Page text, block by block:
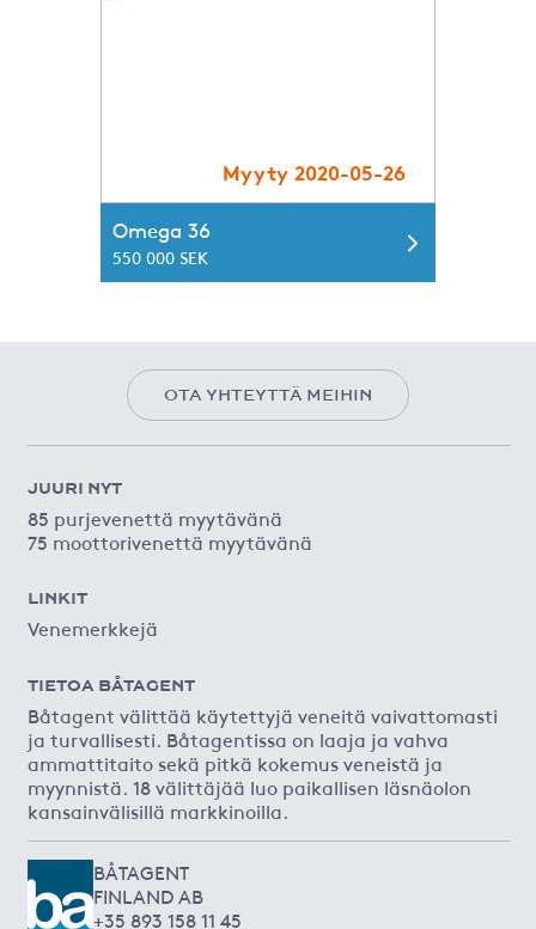
Myyty 2020-05-26
Omega 36
550 000 SEK
OTA YHTEYTTÄ MEIHIN
JUURI NYT
85 purjevenettä myytävänä
75 moottorivenettä myytävänä
LINKIT
Venemerkkejä
TIETOA BÅTAGENT
Båtagent välittää käytettyjä veneitä vaivattomasti
ja turvallisesti. Båtagentissa on laaja ja vahva
ammattitaito sekä pitkä kokemus veneistä ja
myynnistä. 18 välittäjää luo paikallisen läsnäolon
kansainvälisillä markkinoilla.
BÅTAGENT
FINLAND AB
+35 893 158 11 45